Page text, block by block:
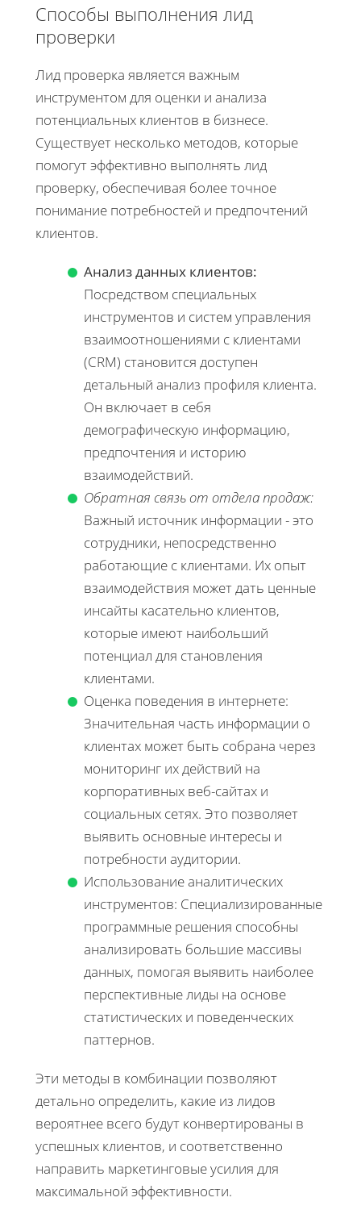
Способы выполнения лид
проверки
Лид проверка является важным
инструментом для оценки и анализа
потенциальных клиентов в бизнесе.
Существует несколько методов, которые
помогут эффективно выполнять лид
проверку, обеспечивая более точное
понимание потребностей и предпочтений
клиентов.
Анализ данных клиентов:
Посредством специальных
инструментов и систем управления
взаимоотношениями с клиентами
(CRM) становится доступен
детальный анализ профиля клиента.
Он включает в себя
демографическую информацию,
предпочтения и историю
взаимодействий.
Обратная связь от отдела продаж:
Важный источник информации - это
сотрудники, непосредственно
работающие с клиентами. Их опыт
взаимодействия может дать ценные
инсайты касательно клиентов,
которые имеют наибольший
потенциал для становления
клиентами.
Оценка поведения в интернете:
Значительная часть информации о
клиентах может быть собрана через
мониторинг их действий на
корпоративных веб-сайтах и
социальных сетях. Это позволяет
выявить основные интересы и
потребности аудитории.
Использование аналитических
инструментов: Специализированные
программные решения способны
анализировать большие массивы
данных, помогая выявить наиболее
перспективные лиды на основе
статистических и поведенческих
паттернов.
Эти методы в комбинации позволяют
детально определить, какие из лидов
вероятнее всего будут конвертированы в
успешных клиентов, и соответственно
направить маркетинговые усилия для
максимальной эффективности.